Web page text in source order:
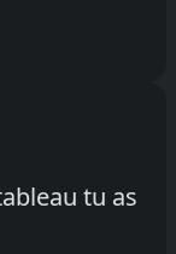
tu as